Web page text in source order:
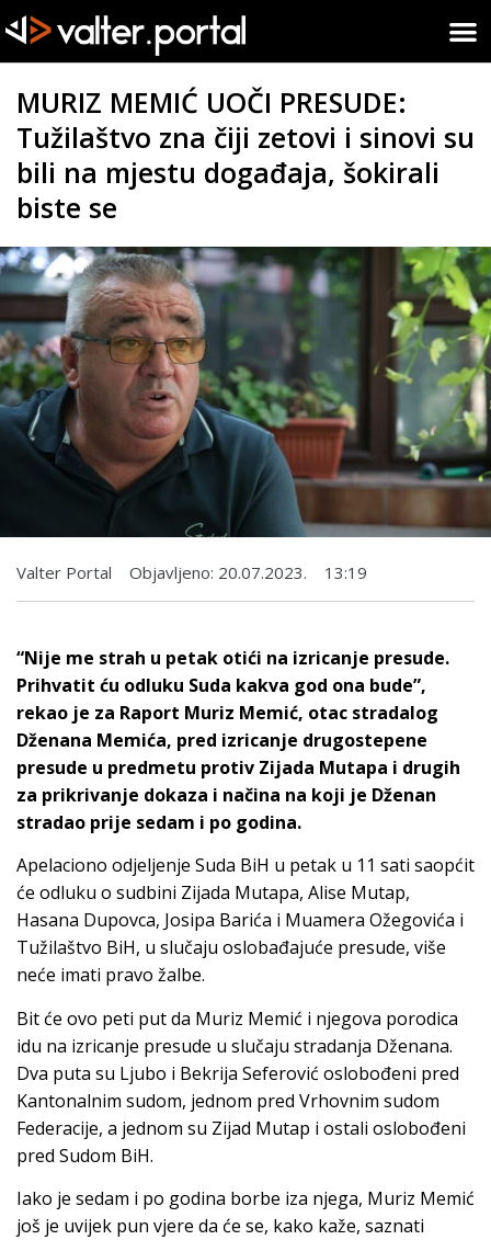
MURIZ MEMIĆ UOČI PRESUDE:
Tužilaštvo zna čiji zetovi i sinovi su
bili na mjestu događaja, šokirali
biste se
Valter Portal Objavljeno: 20.07.2023. 13:19
“Nije me strah u petak otići na izricanje presude.
Prihvatit ću odluku Suda kakva god ona bude”,
rekao je za Raport Muriz Memić, otac stradalog
Dženana Memića, pred izricanje drugostepene
presude u predmetu protiv Zijada Mutapa i drugih
za prikrivanje dokaza i načina na koji je Dženan
stradao prije sedam i po godina.
Apelaciono odjeljenje Suda BiH u petak u 11 sati saopćit
će odluku o sudbini Zijada Mutapa, Alise Mutap,
Hasana Dupovca, Josipa Barića i Muamera Ožegovića i
Tužilaštvo BiH, u slučaju oslobađajuće presude, više
neće imati pravo žalbe.
Bit će ovo peti put da Muriz Memić i njegova porodica
idu na izricanje presude u slučaju stradanja Dženana.
Dva puta su Ljubo i Bekrija Seferović oslobođeni pred
Kantonalnim sudom, jednom pred Vrhovnim sudom
Federacije, a jednom su Zijad Mutap i ostali oslobođeni
pred Sudom BiH.
Iako je sedam i po godina borbe iza njega, Muriz Memić
još je uvijek pun vjere da će se, kako kaže, saznati